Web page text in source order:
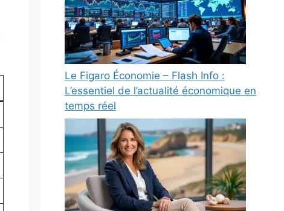
Le Figaro Économie – Flash Info :
L’essentiel de l’actualité économique en
temps réel